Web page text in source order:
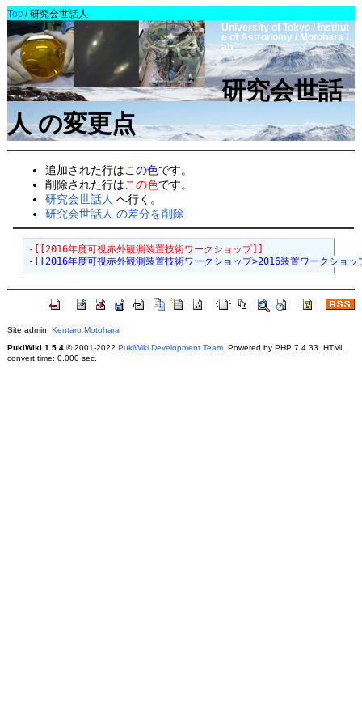
Top/ 研究会世話人
University of Tokyo / Institut
e of Astronomy / Motohara L
ab
研究会世話
人 の変更点
追加された行はこの色です。
削除された行はこの色です。
研究会世話人 へ行く。
研究会世話人 の差分を削除
-[[2016年度可視赤外観測装置技術ワークショップ]]
-[[2016年度可視赤外観測装置技術ワークショップ>2016装置ワークショ
Site admin: Kentaro Motohara
PukiWiki 1.5.4© 2001-2022 PukiWiki Development Team. Powered by PHP 7.4.33. HTML
convert time: 0.000 sec.